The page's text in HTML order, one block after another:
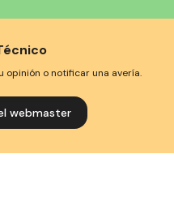
opinión o notificar una avería.
webmaster